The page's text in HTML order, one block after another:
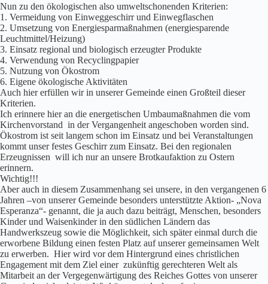
Nun zu den ökologischen also umweltschonenden Kriterien:
1. Vermeidung von Einweggeschirr und Einwegflaschen
2. Umsetzung von Energiesparmaßnahmen (energiesparende
Leuchtmittel/Heizung)
3. Einsatz regional und biologisch erzeugter Produkte
4. Verwendung von Recyclingpapier
5. Nutzung von Ökostrom
6. Eigene ökologische Aktivitäten
Auch hier erfüllen wir in unserer Gemeinde einen Großteil dieser
Kriterien.
Ich erinnere hier an die energetischen Umbaumaßnahmen die vom
Kirchenvorstand in der Vergangenheit angeschoben worden sind.
Ökostrom ist seit langem schon im Einsatz und bei Veranstaltungen
kommt unser festes Geschirr zum Einsatz. Bei den regionalen
Erzeugnissen will ich nur an unsere Brotkaufaktion zu Ostern
erinnern.
Wichtig!!!
Aber auch in diesem Zusammenhang sei unsere, in den vergangenen 6
Jahren –von unserer Gemeinde besonders unterstützte Aktion- „Nova
Esperanza“- genannt, die ja auch dazu beiträgt, Menschen, besonders
Kinder und Waisenkinder in den südlichen Ländern das
Handwerkszeug sowie die Möglichkeit, sich später einmal durch die
erworbene Bildung einen festen Platz auf unserer gemeinsamen Welt
zu erwerben. Hier wird vor dem Hintergrund eines christlichen
Engagement mit dem Ziel einer zukünftig gerechteren Welt als
Mitarbeit an der Vergegenwärtigung des Reiches Gottes von unserer